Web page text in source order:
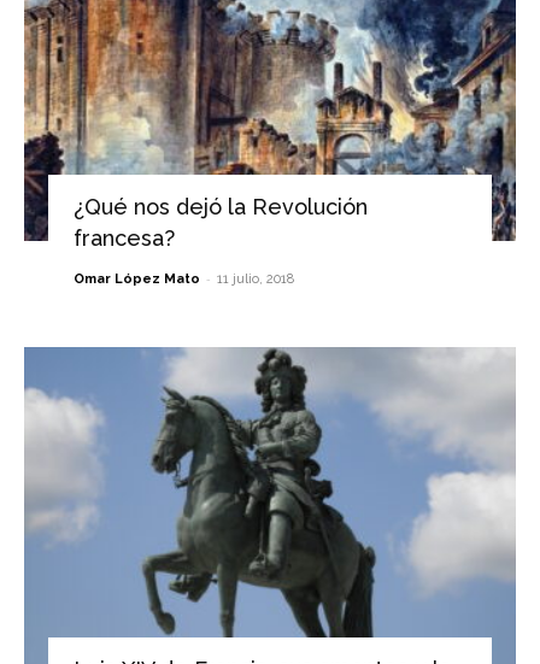
¿Qué nos dejó la Revolución
francesa?
Omar López Mato - 11 julio, 2018